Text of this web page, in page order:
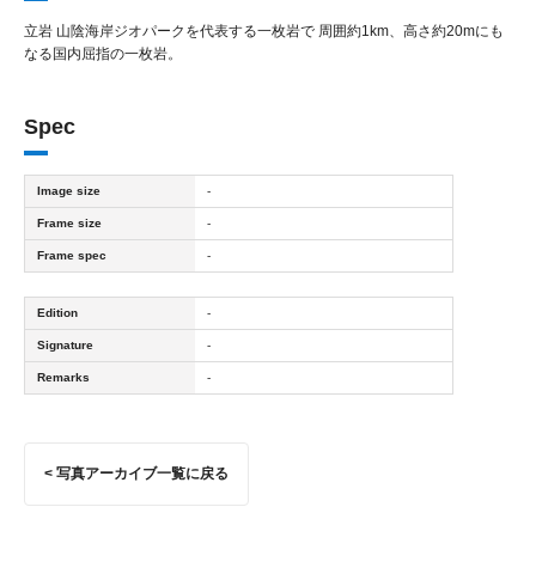
立岩 山陰海岸ジオパークを代表する一枚岩で 周囲約1km、高さ約20mにも
なる国内屈指の一枚岩。
Spec
Image size -
Frame size -
Frame spec -
Edition -
Signature -
Remarks -
< 写真アーカイブ一覧に戻る